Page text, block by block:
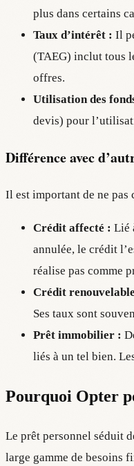
plus dans certains
Taux d’intérêt : Il
(TAEG) inclut tous
offres.
Utilisation des
devis) pour
Différence avec
Il est important de ne pas
Crédit affecté : Lié
annulée, le crédit
réalise pas comme
Crédit
Ses taux sont
Prêt immobilier :
liés à un tel bien.
Pourquoi Opter
Le prêt personnel séduit
large gamme de besoins